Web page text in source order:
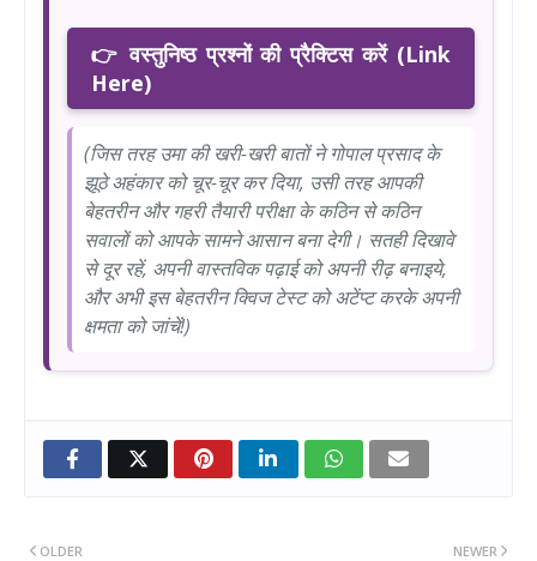
👉 वस्तुनिष्ठ प्रश्नों की प्रैक्टिस करें (Link
Here)
(जिस तरह उमा की खरी-खरी बातों ने गोपाल प्रसाद के
झूठे अहंकार को चूर-चूर कर दिया, उसी तरह आपकी
बेहतरीन और गहरी तैयारी परीक्षा के कठिन से कठिन
सवालों को आपके सामने आसान बना देगी। सतही दिखावे
से दूर रहें, अपनी वास्तविक पढ़ाई को अपनी रीढ़ बनाइये,
और अभी इस बेहतरीन क्विज टेस्ट को अटेंप्ट करके अपनी
क्षमता को जांचें!)
NEWER
OLDER